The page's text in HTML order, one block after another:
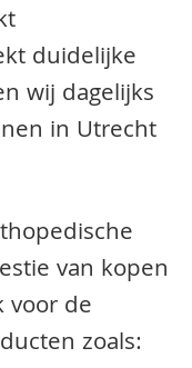
duidelijke
wij dagelijks
in Utrecht
van kopen
voor de
zoals: